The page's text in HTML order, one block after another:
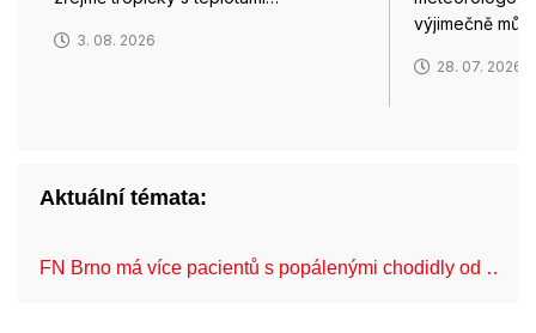
3. 08. 2026
výjimečně
28. 07. 2026
Aktuální témata:
FN Brno má více pacientů s popálenými chodidly od …